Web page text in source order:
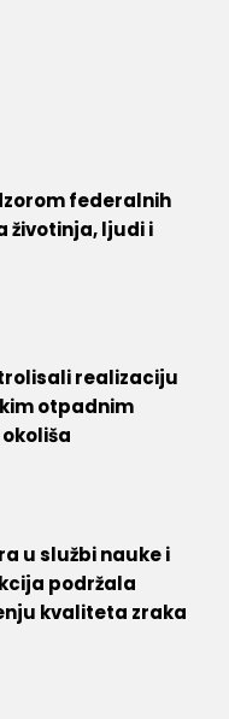
federalnih
životinja, ljudi i
realizaciju
otpadnim
u službi nauke i
podržala
kvaliteta zraka